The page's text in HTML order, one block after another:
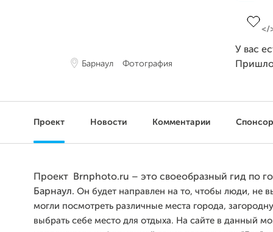
Барнаул Фотография
У вас
Проект Новости Комментарии
Проект Brnphoto.ru – это своеобразный гид по
Барнаул. Он будет направлен на то, чтобы люди, не
могли посмотреть различные места города,
выбрать себе место для отдыха. На сайте в данный